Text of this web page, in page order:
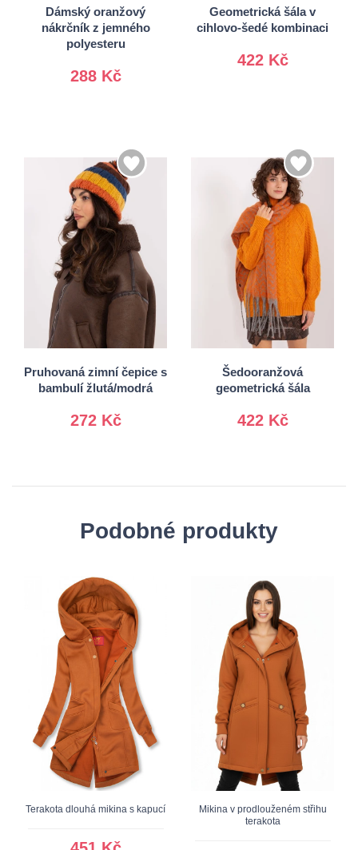
Dámský oranžový
nákrčník z jemného
polyesteru
288 Kč
Univerzální
Geometrická šála v
cihlovo-šedé kombinaci
422 Kč
Pruhovaná zimní čepice s
bambulí žlutá/modrá
272 Kč
Univerzální
Šedooranžová
geometrická šála
422 Kč
Univerzální
Podobné produkty
Terakota dlouhá mikina s kapucí
Mikina v prodlouženém střihu
terakota